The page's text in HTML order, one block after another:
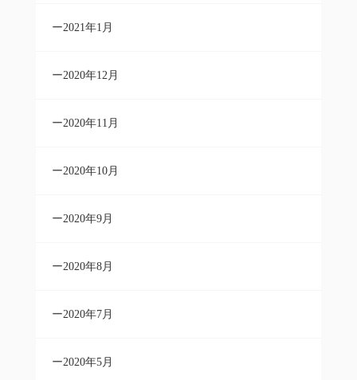
2021年1月
2020年12月
2020年11月
2020年10月
2020年9月
2020年8月
2020年7月
2020年5月